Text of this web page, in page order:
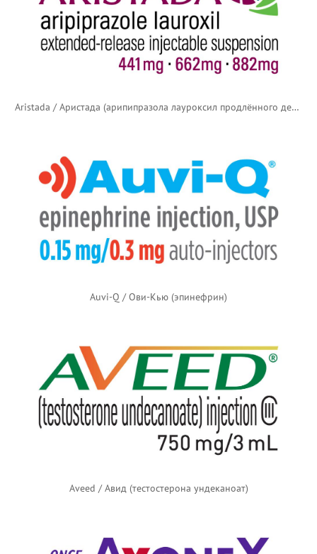
Aristada / Аристада (арипипразола лауроксил продлённого действия) — старый логотип
Auvi-Q / Ови-Кью (эпинефрин)
Aveed / Авид (тестостерона ундеканоат)